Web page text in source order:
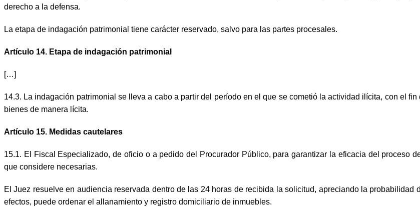
derecho a la defensa.
La etapa de indagación patrimonial tiene carácter reservado, salvo para las partes procesales.
Artículo 14. Etapa de indagación patrimonial
[…]
14.3. La indagación patrimonial se lleva a cabo a partir del período en el que se cometió la actividad ilícita, con el
bienes de manera lícita.
Artículo 15. Medidas cautelares
15.1. El Fiscal Especializado, de oficio o a pedido del Procurador Público, para garantizar la eficacia del proceso
que considere necesarias.
El Juez resuelve en audiencia reservada dentro de las 24 horas de recibida la solicitud, apreciando la
efectos, puede ordenar el allanamiento y registro domiciliario de inmuebles.